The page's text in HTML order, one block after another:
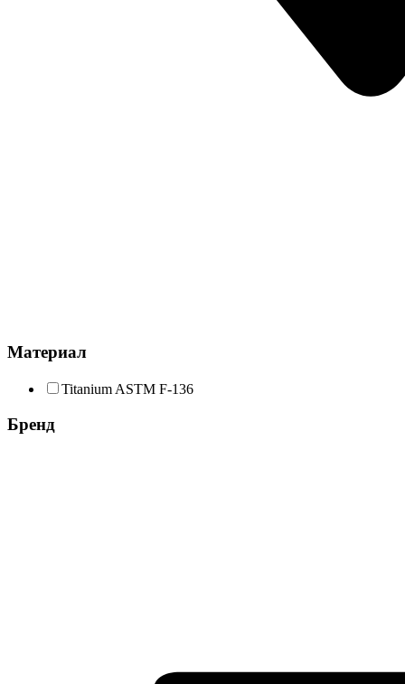
Материал
Titanium ASTM F-136
Бренд